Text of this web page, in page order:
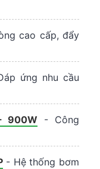
cao cấp, đẩy
ứng nhu cầu
900W - Công
- Hệ thống bơm